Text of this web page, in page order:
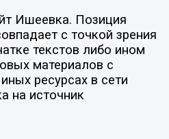
Ишеевка. Позиция
с точкой зрения
текстов либо ином
материалов с
ресурсах в сети
на источник